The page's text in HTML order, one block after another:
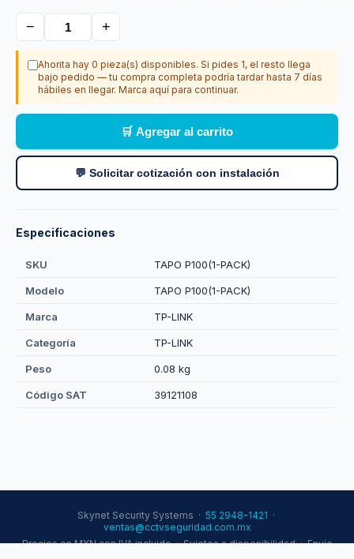
− +
Ahorita hay 0 pieza(s) disponibles. Si pides 1, el resto llega
bajo pedido — tu compra completa podría tardar hasta 7 días
hábiles en llegar. Marca aquí para continuar.
🛒 Agregar al carrito
💬 Solicitar cotización con instalación
Especificaciones
SKU TAPO P100(1-PACK)
Modelo TAPO P100(1-PACK)
Marca TP-LINK
Categoría TP-LINK
Peso 0.08 kg
Código SAT 39121108
Skynet Security Systems · 55 2948-1421 ·
ventas@cctvseguridad.com.mx
Precios en MXN con IVA incluido · Sujetos a disponibilidad · Envío